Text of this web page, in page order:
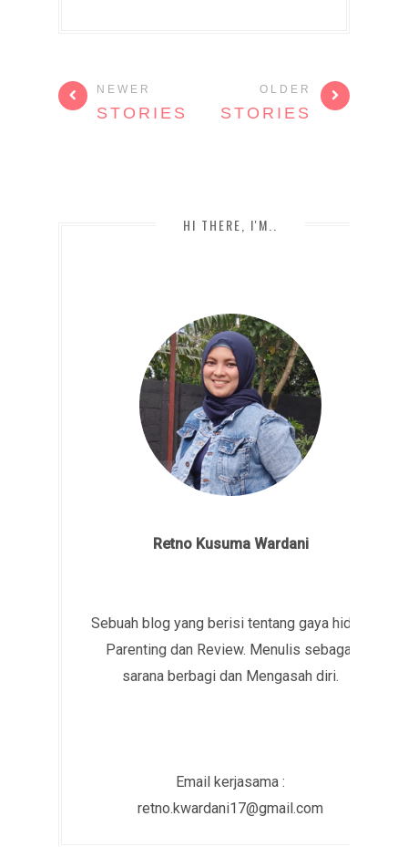
NEWER
STORIES
OLDER
STORIES
HI THERE, I'M..
Retno Kusuma Wardani
Sebuah blog yang berisi tentang gaya hidup,
Parenting dan Review. Menulis sebagai
sarana berbagi dan Mengasah diri.
Email kerjasama :
retno.kwardani17@gmail.com